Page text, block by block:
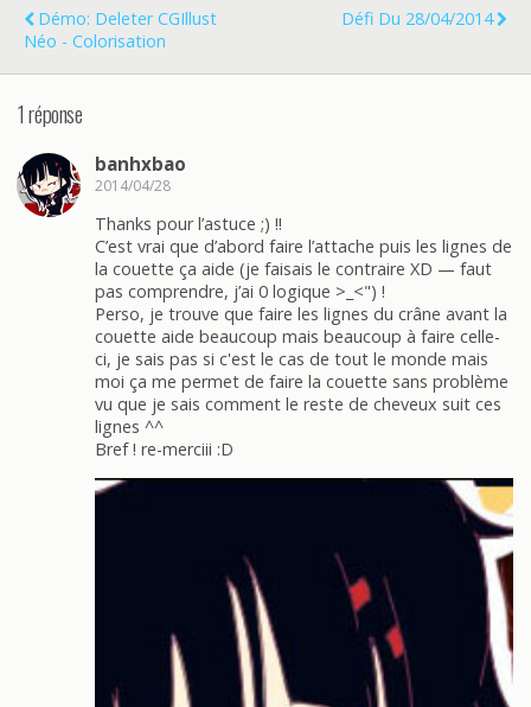
Démo: Deleter CGIllust
Néo - Colorisation
Défi Du 28/04/2014
1 réponse
banhxbao
2014/04/28
Thanks pour l’astuce ;) !!
C’est vrai que d’abord faire l’attache puis les lignes de
la couette ça aide (je faisais le contraire XD — faut
pas comprendre, j’ai 0 logique >_<") !
Perso, je trouve que faire les lignes du crâne avant la
couette aide beaucoup mais beaucoup à faire celle-
ci, je sais pas si c'est le cas de tout le monde mais
moi ça me permet de faire la couette sans problème
vu que je sais comment le reste de cheveux suit ces
lignes ^^
Bref ! re-merciii :D